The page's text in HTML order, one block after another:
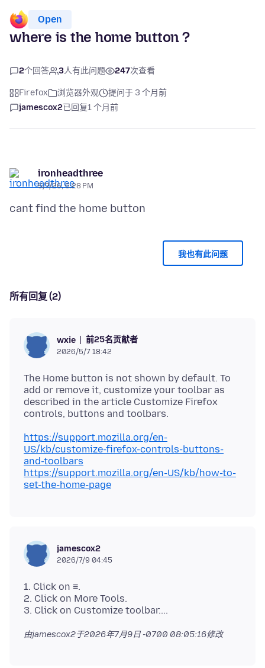
Open
where is the home button ?
2个回答 3人有此问题 247次查看
Firefox 浏览器外观
提问于 3 个月前
jamescox2已回复1 个月前
ironheadthree
5/7/26, 6:28 PM
我也有此问题
所有回复 (2)
wxie 前25名贡献者
2026/5/7 18:42
The Home button is not shown by default. To
add or remove it, customize your toolbar as
described in the article Customize Firefox
https://support.mozilla.org/en-
US/kb/customize-firefox-controls-buttons-
and-toolbars
https://support.mozilla.org/en-US/kb/how-to-
set-the-home-page
jamescox2
2026/7/9 04:45
1. Click on ≡.
2. Click on More Tools.
由jamescox2于2026年7月9日 -0700 08:05:16修改